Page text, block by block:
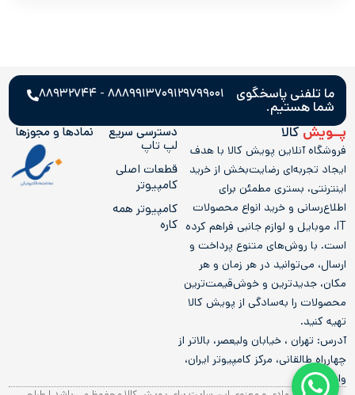
ما تلفنی پاسخگوی
شما هستیم.
۰۹۱۲۹۷۹۹۰۰۱۸۸۸۹۹۱۳۷ - ۸۸۹۳۲۷۴۴
پــویشکالا
فروشگاه آنلاین پویش کالا با هدف
ایجاد تجربه‌ای رضایت‌بخش از خرید
اینترنتی، بستری مطمئن برای
اطلاع‌رسانی و خرید انواع محصولات
IT، موبایل و لوازم جانبی فراهم کرده
است. با روش‌های متنوع پرداخت و
ارسال، می‌توانید در هر زمان و هر
مکان، جدیدترین و خوش‌قیمت‌ترین
محصولات را به‌سادگی از پویش کالا
تهیه کنید.
آدرس: تهران ، خیابان ولیعصر، بالاتر از
چهارراه طالقانی، مرکز کامپیوتر ایران،
واحد 205
دسترسی سریع
لپ تاپ
قطعات اصلی
کامپیوتر
کامپيوتر همه
کاره
نمادها و مجوز‌ها